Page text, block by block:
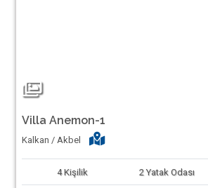
Villa Anemon-1
Kalkan / Akbel
4 Kişilik 2 Yatak Odası